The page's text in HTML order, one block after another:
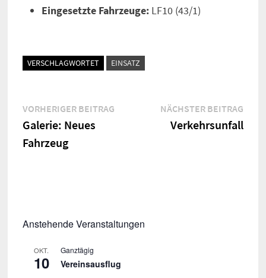
Eingesetzte Fahrzeuge:LF10 (43/1)
VERSCHLAGWORTET EINSATZ
Beitragsnavigation
VORHERIGER BEITRAGVorheriger
Galerie: Neues
Fahrzeug
NÄCHSTER BEITRAG
Verkehrsunfall
Anstehende Veranstaltungen
OKT.
10
Ganztägig
Vereinsausflug